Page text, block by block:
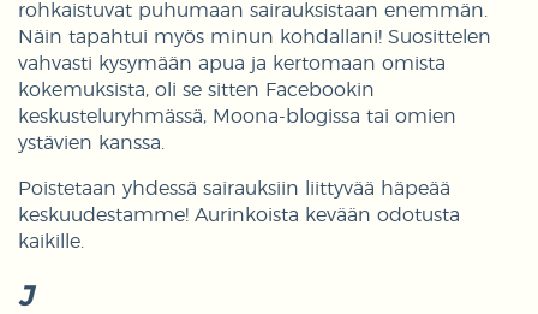
rohkaistuvat puhumaan sairauksistaan enemmän.
Näin tapahtui myös minun kohdallani! Suosittelen
vahvasti kysymään apua ja kertomaan omista
kokemuksista, oli se sitten Facebookin
keskusteluryhmässä, Moona-blogissa tai omien
ystävien kanssa.
Poistetaan yhdessä sairauksiin liittyvää häpeää
keskuudestamme! Aurinkoista kevään odotusta
kaikille.
J